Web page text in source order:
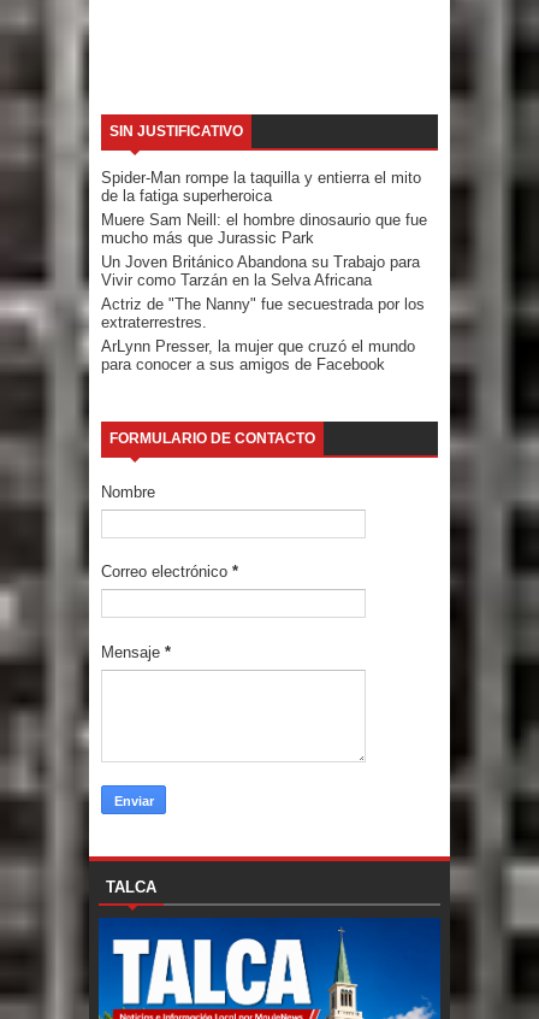
SIN JUSTIFICATIVO
Spider-Man rompe la taquilla y entierra el mito
de la fatiga superheroica
Muere Sam Neill: el hombre dinosaurio que fue
mucho más que Jurassic Park
Un Joven Británico Abandona su Trabajo para
Vivir como Tarzán en la Selva Africana
Actriz de "The Nanny" fue secuestrada por los
extraterrestres.
ArLynn Presser, la mujer que cruzó el mundo
para conocer a sus amigos de Facebook
FORMULARIO DE CONTACTO
Nombre
Correo electrónico *
Mensaje *
TALCA